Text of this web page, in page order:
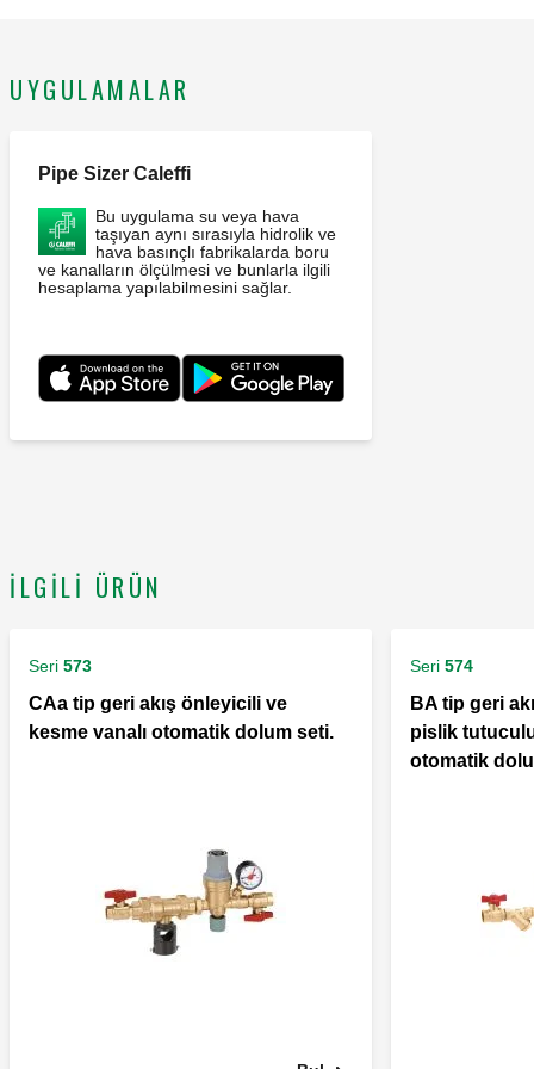
0,8–4 bar. Materyal: pirinç.
UYGULAMALAR
Pipe Sizer Caleffi
Bu uygulama su veya hava
taşıyan aynı sırasıyla hidrolik ve
hava basınçlı fabrikalarda boru
ve kanalların ölçülmesi ve bunlarla ilgili
hesaplama yapılabilmesini sağlar.
İLGILI ÜRÜN
Seri 573
CAa tip geri akış önleyicili ve
kesme vanalı otomatik dolum seti.
Seri 574
BA tip geri
pislik
otomatik